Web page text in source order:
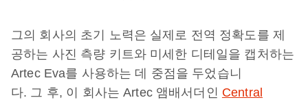
그의 회사의 초기 노력은 실제로 전역 정확도를 제
공하는 사진 측량 키트와 미세한 디테일을 캡처하는
Artec Eva를 사용하는 데 중점을 두었습니
다. 그 후, 이 회사는 Artec 앰배서더인 Central